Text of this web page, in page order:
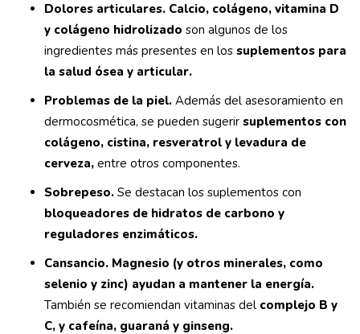
Dolores articulares. Calcio, colágeno, vitamina D
y colágeno hidrolizado son algunos de los
ingredientes más presentes en los suplementos para
la salud ósea y articular.
Problemas de la piel. Además del asesoramiento en
dermocosmética, se pueden sugerir suplementos con
colágeno, cistina, resveratrol y levadura de
cerveza, entre otros componentes.
Sobrepeso. Se destacan los suplementos con
bloqueadores de hidratos de carbono y
reguladores enzimáticos.
Cansancio. Magnesio (y otros minerales, como
selenio y zinc) ayudan a mantener la energía.
También se recomiendan vitaminas del complejo B y
C, y cafeína, guaraná y ginseng.